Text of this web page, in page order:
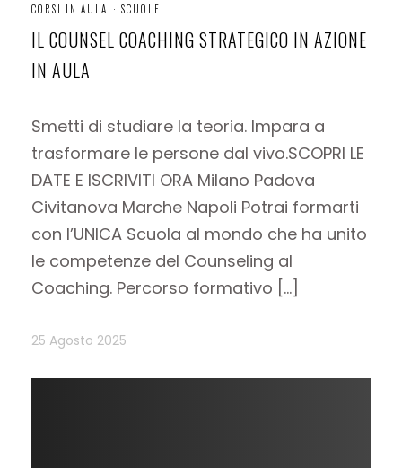
CORSI IN AULA · SCUOLE
IL COUNSEL COACHING STRATEGICO IN AZIONE
IN AULA
Smetti di studiare la teoria. Impara a
trasformare le persone dal vivo.SCOPRI LE
DATE E ISCRIVITI ORA Milano Padova
Civitanova Marche Napoli Potrai formarti
con l’UNICA Scuola al mondo che ha unito
le competenze del Counseling al
Coaching. Percorso formativo […]
25 Agosto 2025